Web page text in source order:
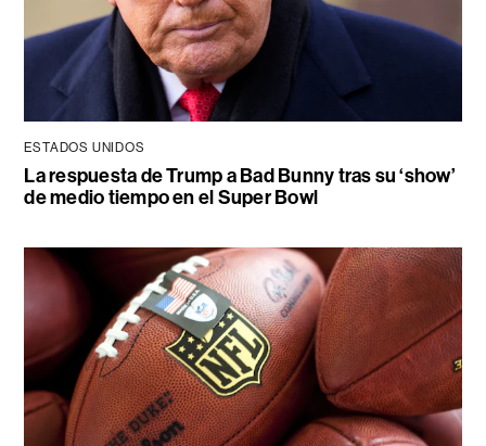
ESTADOS UNIDOS
La respuesta de Trump a Bad Bunny tras su ‘show’
de medio tiempo en el Super Bowl